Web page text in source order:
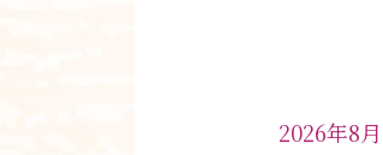
2026年8月